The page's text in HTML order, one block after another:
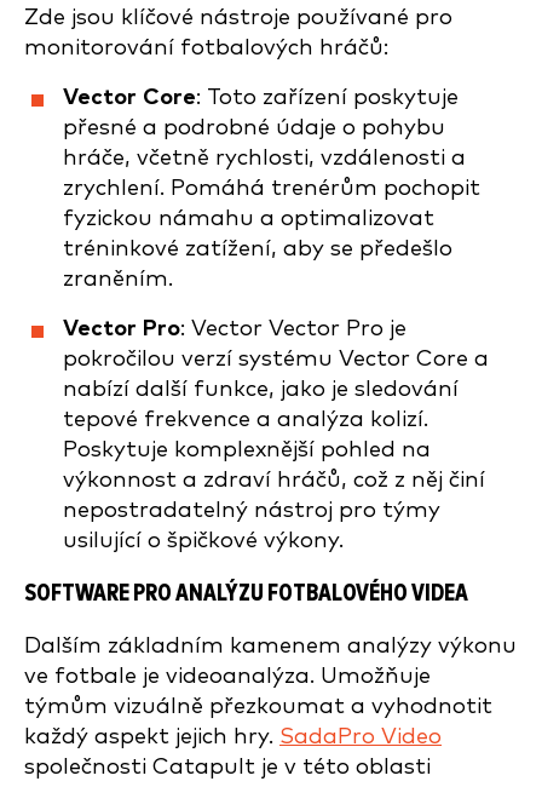
Zde jsou klíčové nástroje používané pro
monitorování fotbalových hráčů:
Vector Core: Toto zařízení poskytuje
přesné a podrobné údaje o pohybu
hráče, včetně rychlosti, vzdálenosti a
zrychlení. Pomáhá trenérům pochopit
fyzickou námahu a optimalizovat
tréninkové zatížení, aby se předešlo
zraněním.
Vector Pro: Vector Vector Pro je
pokročilou verzí systému Vector Core a
nabízí další funkce, jako je sledování
tepové frekvence a analýza kolizí.
Poskytuje komplexnější pohled na
výkonnost a zdraví hráčů, což z něj činí
nepostradatelný nástroj pro týmy
usilující o špičkové výkony.
SOFTWARE PRO ANALÝZU FOTBALOVÉHO VIDEA
Dalším základním kamenem analýzy výkonu
ve fotbale je videoanalýza. Umožňuje
týmům vizuálně přezkoumat a vyhodnotit
každý aspekt jejich hry. SadaPro Video
společnosti Catapult je v této oblasti